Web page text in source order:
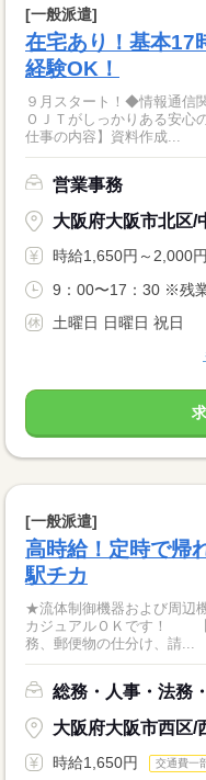
[一般派遣]
在宅あり！基本17
経験OK！
９月スタート！◆情報通信
ＯＪＴがしっかりある安
仕事の内容】資料作成...
営業事務
大阪府大阪市北区/
時給1,650円～2,000円
9：00〜17：30 ※残
土曜日 日曜日 祝日
[一般派遣]
高時給！定時で帰
駅チカ
★流体制御機器および周辺
カジュアルＯＫです！ 【
務、郵便物の仕分け、請...
総務・人事・法務
大阪府大阪市西区/
時給1,650円 交通費一